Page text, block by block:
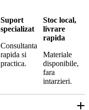
Suport
specializat
Consultanta
rapida si
practica.
Stoc local,
livrare
rapida
Materiale
disponibile,
fara
intarzieri.